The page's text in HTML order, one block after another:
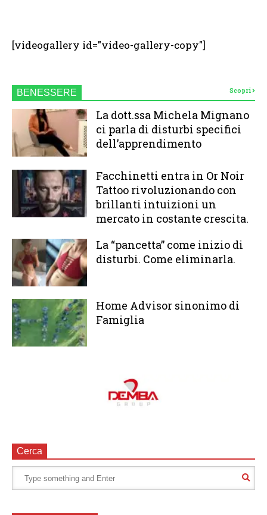
[videogallery id="video-gallery-copy"]
BENESSERE Scopri
La dott.ssa Michela Mignano
ci parla di disturbi specifici
dell’apprendimento
Facchinetti entra in Or Noir
Tattoo rivoluzionando con
brillanti intuizioni un
mercato in costante crescita.
La “pancetta” come inizio di
disturbi. Come eliminarla.
Home Advisor sinonimo di
Famiglia
Cerca